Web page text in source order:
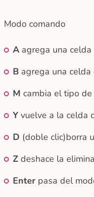
Modo comando
A agrega una celda
B agrega una
M cambia el tipo
Y vuelve a la celda
D (doble clic)borra
Z deshace la
Enter pasa del